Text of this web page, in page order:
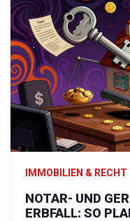
IMMOBILIEN & RECHT
NOTAR- UND
ERBFALL: SO